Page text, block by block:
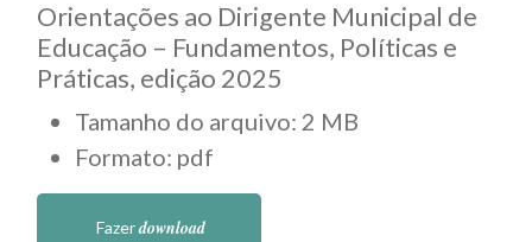
Orientações ao Dirigente Municipal de
Educação – Fundamentos, Políticas e
Práticas, edição 2025
Tamanho do arquivo: 2 MB
Formato: pdf
Fazerdownload